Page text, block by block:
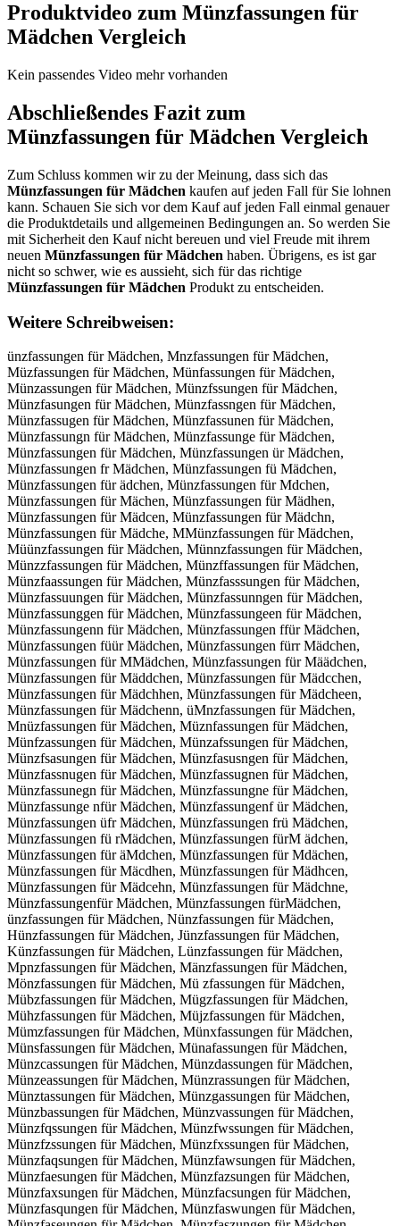
Produktvideo zum Münzfassungen für
Mädchen Vergleich
Kein passendes Video mehr vorhanden
Abschließendes Fazit zum
Münzfassungen für Mädchen Vergleich
Zum Schluss kommen wir zu der Meinung, dass sich das
Münzfassungen für Mädchen kaufen auf jeden Fall für Sie lohnen
kann. Schauen Sie sich vor dem Kauf auf jeden Fall einmal genauer
die Produktdetails und allgemeinen Bedingungen an. So werden Sie
mit Sicherheit den Kauf nicht bereuen und viel Freude mit ihrem
neuen Münzfassungen für Mädchen haben. Übrigens, es ist gar
nicht so schwer, wie es aussieht, sich für das richtige
Münzfassungen für Mädchen Produkt zu entscheiden.
Weitere Schreibweisen:
ünzfassungen für Mädchen, Mnzfassungen für Mädchen, Müzfassungen für Mädchen, Münfassungen für Mädchen, Münzassungen für Mädchen, Münzfssungen für Mädchen, Münzfasungen für Mädchen, Münzfassngen für Mädchen, Münzfassugen für Mädchen, Münzfassunen für Mädchen, Münzfassungn für Mädchen, Münzfassunge für Mädchen, Münzfassungen für Mädchen, Münzfassungen ür Mädchen, Münzfassungen fr Mädchen, Münzfassungen fü Mädchen, Münzfassungen für ädchen, Münzfassungen für Mdchen, Münzfassungen für Mächen, Münzfassungen für Mädhen, Münzfassungen für Mädcen, Münzfassungen für Mädchn, Münzfassungen für Mädche, MMünzfassungen für Mädchen, Müünzfassungen für Mädchen, Münnzfassungen für Mädchen, Münzzfassungen für Mädchen, Münzffassungen für Mädchen, Münzfaassungen für Mädchen, Münzfasssungen für Mädchen, Münzfassuungen für Mädchen, Münzfassunngen für Mädchen, Münzfassunggen für Mädchen, Münzfassungeen für Mädchen, Münzfassungenn für Mädchen, Münzfassungen ffür Mädchen, Münzfassungen füür Mädchen, Münzfassungen fürr Mädchen, Münzfassungen für MMädchen, Münzfassungen für Määdchen, Münzfassungen für Mäddchen, Münzfassungen für Mädcchen, Münzfassungen für Mädchhen, Münzfassungen für Mädcheen, Münzfassungen für Mädchenn, üMnzfassungen für Mädchen, Mnüzfassungen für Mädchen, Müznfassungen für Mädchen, Münfzassungen für Mädchen, Münzafssungen für Mädchen, Münzfsasungen für Mädchen, Münzfasusngen für Mädchen, Münzfassnugen für Mädchen, Münzfassugnen für Mädchen, Münzfassunegn für Mädchen, Münzfassungne für Mädchen, Münzfassunge nfür Mädchen, Münzfassungenf ür Mädchen, Münzfassungen üfr Mädchen, Münzfassungen frü Mädchen, Münzfassungen fü rMädchen, Münzfassungen fürM ädchen, Münzfassungen für äMdchen, Münzfassungen für Mdächen, Münzfassungen für Mäcdhen, Münzfassungen für Mädhcen, Münzfassungen für Mädcehn, Münzfassungen für Mädchne, Münzfassungenfür Mädchen, Münzfassungen fürMädchen, ünzfassungen für Mädchen, Nünzfassungen für Mädchen, Hünzfassungen für Mädchen, Jünzfassungen für Mädchen, Künzfassungen für Mädchen, Lünzfassungen für Mädchen, Mpnzfassungen für Mädchen, Mänzfassungen für Mädchen, Mönzfassungen für Mädchen, Mü zfassungen für Mädchen, Mübzfassungen für Mädchen, Mügzfassungen für Mädchen, Mühzfassungen für Mädchen, Müjzfassungen für Mädchen, Mümzfassungen für Mädchen, Münxfassungen für Mädchen, Münsfassungen für Mädchen, Münafassungen für Mädchen, Münzcassungen für Mädchen, Münzdassungen für Mädchen, Münzeassungen für Mädchen, Münzrassungen für Mädchen, Münztassungen für Mädchen, Münzgassungen für Mädchen, Münzbassungen für Mädchen, Münzvassungen für Mädchen, Münzfqssungen für Mädchen, Münzfwssungen für Mädchen, Münzfzssungen für Mädchen, Münzfxssungen für Mädchen, Münzfaqsungen für Mädchen, Münzfawsungen für Mädchen, Münzfaesungen für Mädchen, Münzfazsungen für Mädchen, Münzfaxsungen für Mädchen, Münzfacsungen für Mädchen, Münzfasqungen für Mädchen, Münzfaswungen für Mädchen, Münzfaseungen für Mädchen, Münzfaszungen für Mädchen, Münzfasxungen für Mädchen, Münzfascungen für Mädchen, Münzfassyngen für Mädchen, Münzfasshngen für Mädchen, Münzfassjngen für Mädchen, Münzfasskngen für Mädchen, Münzfassingen für Mädchen, Münzfass7ngen für Mädchen, Münzfass8ngen für Mädchen, Münzfassu gen für Mädchen, Münzfassubgen für Mädchen, Münzfassuggen für Mädchen, Münzfassuhgen für Mädchen, Münzfassujgen für Mädchen, Münzfassumgen für Mädchen, Münzfassunren für Mädchen, Münzfassunfen für Mädchen, Münzfassunven für Mädchen, Münzfassunten für Mädchen, Münzfassunben für Mädchen, Münzfassunyen für Mädchen, Münzfassunhen für Mädchen, Münzfassunnen für Mädchen, Münzfassungwn für Mädchen, Münzfassungsn für Mädchen, Münzfassungdn für Mädchen, Münzfassungfn für Mädchen, Münzfassungrn für Mädchen, Münzfassung3n für Mädchen, Münzfassung4n für Mädchen, Münzfassunge für Mädchen, Münzfassungeb für Mädchen, Münzfassungeg für Mädchen, Münzfassungeh für Mädchen, Münzfassungej für Mädchen, Münzfassungem für Mädchen, Münzfassungen cür Mädchen, Münzfassungen dür Mädchen, Münzfassungen eür Mädchen, Münzfassungen rür Mädchen, Münzfassungen tür Mädchen, Münzfassungen gür Mädchen, Münzfassungen bür Mädchen, Münzfassungen vür Mädchen, Münzfassungen fpr Mädchen, Münzfassungen fär Mädchen, Münzfassungen för Mädchen, Münzfassungen füe Mädchen, Münzfassungen füd Mädchen, Münzfassungen füf Mädchen, Münzfassungen füg Mädchen, Münzfassungen füt Mädchen, Münzfassungen fü4 Mädchen, Münzfassungen fü5 Mädchen, Münzfassungen für ädchen, Münzfassungen für Nädchen, Münzfassungen für Hädchen, Münzfassungen für Jädchen, Münzfassungen für Kädchen, Münzfassungen für Lädchen, Münzfassungen für Mödchen, Münzfassungen für Mpdchen, Münzfassungen für Müdchen, Münzfassungen für Mäxchen, Münzfassungen für Mäschen, Münzfassungen für Mäwchen, Münzfassungen für Mäechen, Münzfassungen für Märchen, Münzfassungen für Mäfchen, Münzfassungen für Mävchen, Münzfassungen für Mäcchen, Münzfassungen für Mäd hen, Münzfassungen für Mädxhen, Münzfassungen für Mädshen, Münzfassungen für Mäddhen, Münzfassungen für Mädfhen, Münzfassungen für Mädvhen, Münzfassungen für Mädcben, Münzfassungen für Mädcgen, Münzfassungen für Mädcten, Münzfassungen für Mädcyen, Münzfassungen für Mädcuen, Münzfassungen für Mädcjen, Münzfassungen für Mädcmen, Münzfassungen für Mädcnen, Münzfassungen für Mädchwn, Münzfassungen für Mädchsn, Münzfassungen für Mädchdn, Münzfassungen für Mädchfn, Münzfassungen für Mädchrn, Münzfassungen für Mädch3n, Münzfassungen für Mädch4n, Münzfassungen für Mädche , Münzfassungen für Mädcheb, Münzfassungen für Mädcheg, Münzfassungen für Mädcheh, Münzfassungen für Mädchej, Münzfassungen für Mädchem, Münzfassungen für Mädchen, M ünzfassungen für Mädchen, NMünzfassungen für Mädchen, MNünzfassungen für Mädchen, HMünzfassungen für Mädchen, MHünzfassungen für Mädchen, JMünzfassungen für Mädchen, MJünzfassungen für Mädchen, KMünzfassungen für Mädchen, MKünzfassungen für Mädchen, LMünzfassungen für Mädchen, MLünzfassungen für Mädchen, Mpünzfassungen für Mädchen, Müpnzfassungen für Mädchen, Mäünzfassungen für Mädchen, Müänzfassungen für Mädchen, Möünzfassungen für Mädchen, Müönzfassungen für Mädchen, Mü nzfassungen für Mädchen, Mün zfassungen für Mädchen, Mübnzfassungen für Mädchen, Münbzfassungen für Mädchen, Mügnzfassungen für Mädchen, Müngzfassungen für Mädchen, Mühnzfassungen für Mädchen, Münhzfassungen für Mädchen, Müjnzfassungen für Mädchen, Münjzfassungen für Mädchen, Mümnzfassungen für Mädchen, Münmzfassungen für Mädchen, Münxzfassungen für Mädchen, Münzxfassungen für Mädchen, Münszfassungen für Mädchen, Münzsfassungen für Mädchen, Münazfassungen für Mädchen, Münzafassungen für Mädchen, Münzcfassungen für Mädchen, Münzfcassungen für Mädchen, Münzdfassungen für Mädchen, Münzfdassungen für Mädchen, Münzefassungen für Mädchen, Münzfeassungen für Mädchen, Münzrfassungen für Mädchen, Münzfrassungen für Mädchen, Münztfassungen für Mädchen, Münzftassungen für Mädchen, Münzgfassungen für Mädchen, Münzfgassungen für Mädchen, Münzbfassungen für Mädchen, Münzfbassungen für Mädchen, Münzvfassungen für Mädchen, Münzfvassungen für Mädchen, Münzfqassungen für Mädchen, Münzfaqssungen für Mädchen, Münzfwassungen für Mädchen, Münzfawssungen für Mädchen, Münzfzassungen für Mädchen, Münzfazssungen für Mädchen, Münzfxassungen für Mädchen, Münzfaxssungen für Mädchen, Münzfasqsungen für Mädchen, Münzfaswsungen für Mädchen, Münzfaessungen für Mädchen, Münzfasesungen für Mädchen, Münzfaszsungen für Mädchen, Münzfasxsungen für Mädchen, Münzfacssungen für Mädchen, Münzfascsungen für Mädchen, Münzfassqungen für Mädchen, Münzfasswungen für Mädchen, Münzfasseungen für Mädchen, Münzfasszungen für Mädchen, Münzfassxungen für Mädchen, Münzfasscungen für Mädchen, Münzfassyungen für Mädchen, Münzfassuyngen für Mädchen, Münzfasshungen für Mädchen, Münzfassuhngen für Mädchen, Münzfassjungen für Mädchen, Münzfassujngen für Mädchen, Münzfasskungen für Mädchen, Münzfassukngen für Mädchen, Münzfassiungen für Mädchen, Münzfassuingen für Mädchen, Münzfass7ungen für Mädchen, Münzfassu7ngen für Mädchen, Münzfass8ungen für Mädchen, Münzfassu8ngen für Mädchen, Münzfassu ngen für Mädchen, Münzfassun gen für Mädchen, Münzfassubngen für Mädchen, Münzfassunbgen für Mädchen, Münzfassugngen für Mädchen, Münzfassunhgen für Mädchen, Münzfassunjgen für Mädchen, Münzfassumngen für Mädchen, Münzfassunmgen für Mädchen, Münzfassunrgen für Mädchen, Münzfassungren für Mädchen, Münzfassunfgen für Mädchen, Münzfassungfen für Mädchen, Münzfassunvgen für Mädchen, Münzfassungven für Mädchen, Münzfassuntgen für Mädchen, Münzfassungten für Mädchen, Münzfassungben für Mädchen, Münzfassunygen für Mädchen, Münzfassungyen für Mädchen, Münzfassunghen für Mädchen, Münzfassungnen für Mädchen, Münzfassungwen für Mädchen, Münzfassungewn für Mädchen, Münzfassungsen für Mädchen, Münzfassungesn für Mädchen, Münzfassungden für Mädchen, Münzfassungedn für Mädchen, Münzfassungefn für Mädchen, Münzfassungern für Mädchen, Münzfassung3en für Mädchen, Münzfassunge3n für Mädchen, Münzfassung4en für Mädchen, Münzfassunge4n für Mädchen, Münzfassunge n für Mädchen, Münzfassungen für Mädchen, Münzfassungebn für Mädchen, Münzfassungenb für Mädchen, Münzfassungegn für Mädchen, Münzfassungeng für Mädchen, Münzfassungehn für Mädchen, Münzfassungenh für Mädchen, Münzfassungejn für Mädchen, Münzfassungenj für Mädchen, Münzfassungemn für Mädchen, Münzfassungenm für Mädchen, Münzfassungen cfür Mädchen, Münzfassungen fcür Mädchen, Münzfassungen dfür Mädchen, Münzfassungen fdür Mädchen, Münzfassungen efür Mädchen, Münzfassungen feür Mädchen, Münzfassungen rfür Mädchen, Münzfassungen frür Mädchen, Münzfassungen tfür Mädchen, Münzfassungen ftür Mädchen, Münzfassungen gfür Mädchen, Münzfassungen fgür Mädchen, Münzfassungen bfür Mädchen, Münzfassungen fbür Mädchen, Münzfassungen vfür Mädchen, Münzfassungen fvür Mädchen, Münzfassungen fpür Mädchen, Münzfassungen füpr Mädchen, Münzfassungen fäür Mädchen, Münzfassungen füär Mädchen, Münzfassungen föür Mädchen, Münzfassungen füör Mädchen, Münzfassungen fü